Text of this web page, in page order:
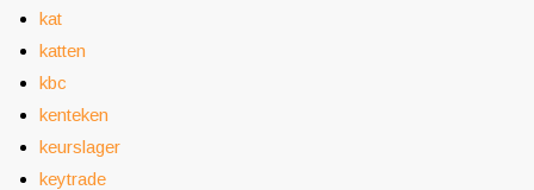
kat
katten
kbc
kenteken
keurslager
keytrade